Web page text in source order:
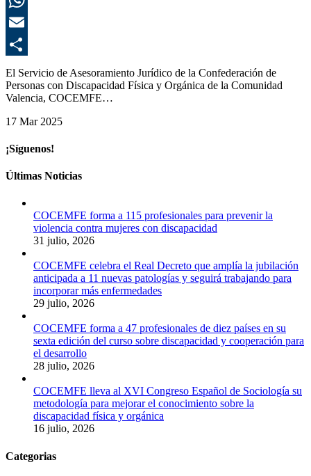
El Servicio de Asesoramiento Jurídico de la Confederación de
Personas con Discapacidad Física y Orgánica de la Comunidad
Valencia, COCEMFE…
17 Mar 2025
¡Síguenos!
Últimas Noticias
COCEMFE forma a 115 profesionales para prevenir la
violencia contra mujeres con discapacidad
31 julio, 2026
COCEMFE celebra el Real Decreto que amplía la jubilación
anticipada a 11 nuevas patologías y seguirá trabajando para
incorporar más enfermedades
29 julio, 2026
COCEMFE forma a 47 profesionales de diez países en su
sexta edición del curso sobre discapacidad y cooperación para
el desarrollo
28 julio, 2026
COCEMFE lleva al XVI Congreso Español de Sociología su
metodología para mejorar el conocimiento sobre la
discapacidad física y orgánica
16 julio, 2026
Categorias